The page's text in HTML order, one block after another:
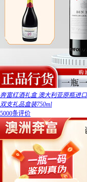
奔富红酒礼盒 澳大利亚原瓶进
双支礼品盒装750ml
5000条评价